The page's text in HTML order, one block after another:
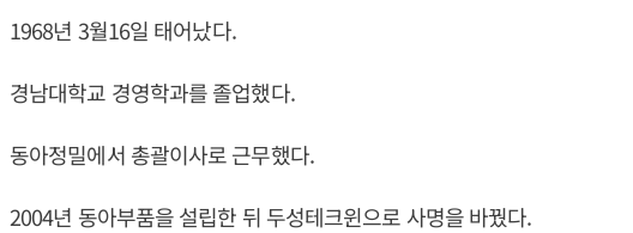
1968년 3월16일 태어났다.
경남대학교 경영학과를 졸업했다.
동아정밀에서 총괄이사로 근무했다.
2004년 동아부품을 설립한 뒤 두성테크윈으로 사명을 바꿨다.